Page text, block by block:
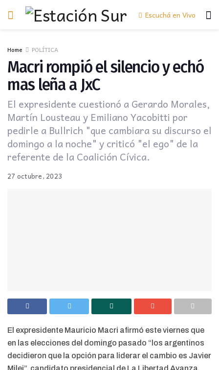
Escuchá en Vivo
Home POLÍTICA
Macri rompió el silencio y echó
mas leña a JxC
El expresidente cuestionó a Gerardo Morales,
Martín Lousteau y Emiliano Yacobitti por
pedirle a Bullrich "que cambiara su discurso el
domingo a la noche" y criticó "el ego" de la
referente de la Coalición Cívica.
27 octubre, 2023
El expresidente Mauricio Macri afirmó este viernes que
en las elecciones del domingo pasado “los argentinos
decidieron que la opción para liderar el cambio es Javier
Milei”, candidato presidencial de La Libertad Avanza.